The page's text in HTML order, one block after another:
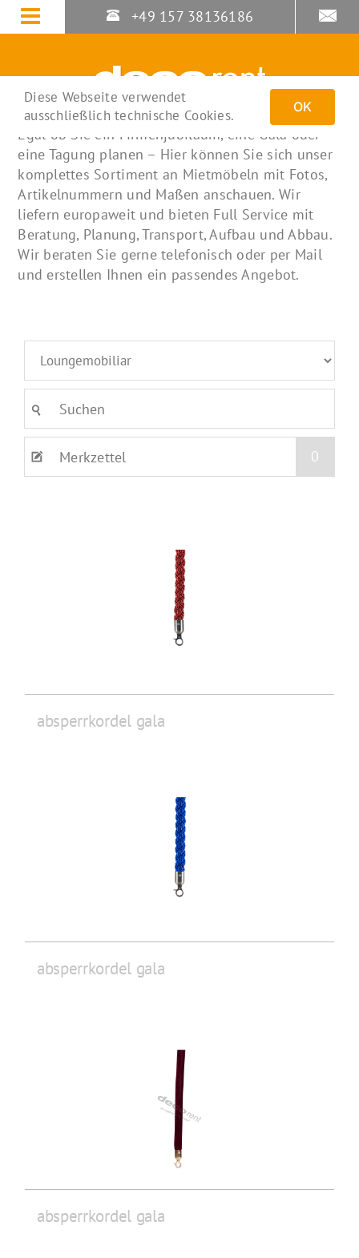
Zum
Inhalt
+49 157 38136186
Egal ob Sie ein Firmenjubiläum, eine Gala oder
eine Tagung planen – Hier können Sie sich unser
komplettes Sortiment an Mietmöbeln mit Fotos,
Artikelnummern und Maßen anschauen. Wir
liefern europaweit und bieten Full Service mit
Beratung, Planung, Transport, Aufbau und Abbau.
Wir beraten Sie gerne telefonisch oder per Mail
und erstellen Ihnen ein passendes Angebot.
Merkzettel 0
absperrkordel gala
absperrkordel gala
absperrkordel gala
Diese Webseite verwendet
ausschließlich technische Cookies.
OK